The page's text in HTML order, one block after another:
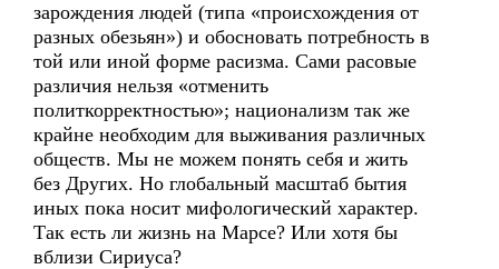
зарождения людей (типа «происхождения от
разных обезьян») и обосновать потребность в
той или иной форме расизма. Сами расовые
различия нельзя «отменить
политкорректностью»; национализм так же
крайне необходим для выживания различных
обществ. Мы не можем понять себя и жить
без Других. Но глобальный масштаб бытия
иных пока носит мифологический характер.
Так есть ли жизнь на Марсе? Или хотя бы
вблизи Сириуса?